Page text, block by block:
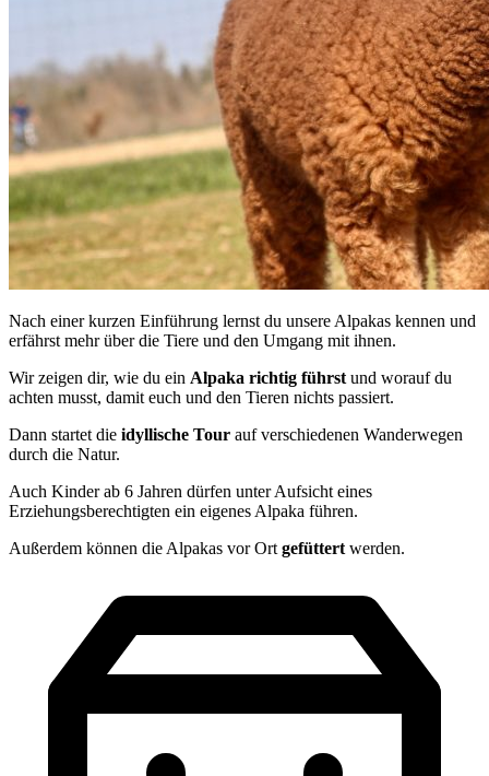
Nach einer kurzen Einführung lernst du unsere Alpakas kennen und
erfährst mehr über die Tiere und den Umgang mit ihnen.
Wir zeigen dir, wie du ein Alpaka richtig führst und worauf du
achten musst, damit euch und den Tieren nichts passiert.
Dann startet die idyllische Tour auf verschiedenen Wanderwegen
durch die Natur.
Auch Kinder ab 6 Jahren dürfen unter Aufsicht eines
Erziehungsberechtigten ein eigenes Alpaka führen.
Außerdem können die Alpakas vor Ort gefüttert werden.